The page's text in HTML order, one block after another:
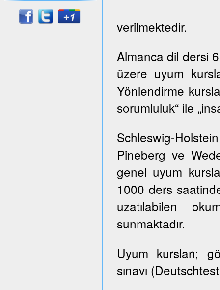
verilmektedir.
Almanca dil dersi
üzere uyum
Yönlendirme
sorumluluk“ ile
Schleswig-
Pineberg ve
genel uyum
1000 ders
uzatılabilen
sunmaktadır.
Uyum kursları;
sınavı